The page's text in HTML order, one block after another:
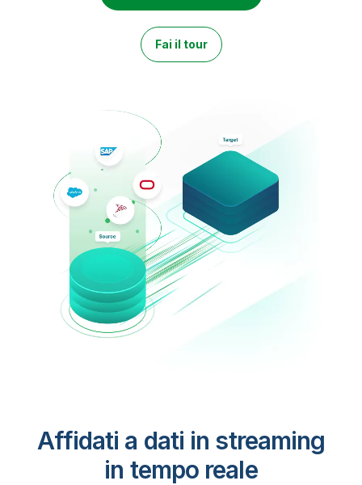
Fai il tour
Affidati a dati in streaming
in tempo reale